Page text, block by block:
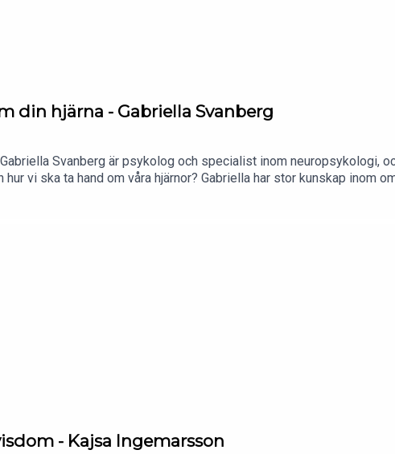
din hjärna - Gabriella Svanberg
Svanberg är psykolog och specialist inom neuropsykologi,
hur vi ska ta hand om våra hjärnor? Gabriella har stor kunskap inom
person. Vill du komma i kontakt med Gabriella på Instagram,
Följ mig också på Instagram:
lämna en recension i den app du lyssnar från. Gå in på avsnittet
- Kajsa Ingemarsson